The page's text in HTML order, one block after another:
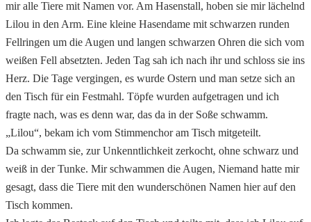
mir alle Tiere mit Namen vor. Am Hasenstall, hoben sie mir lächelnd
Lilou in den Arm. Eine kleine Hasendame mit schwarzen runden
Fellringen um die Augen und langen schwarzen Ohren die sich vom
weißen Fell absetzten. Jeden Tag sah ich nach ihr und schloss sie ins
Herz. Die Tage vergingen, es wurde Ostern und man setze sich an
den Tisch für ein Festmahl. Töpfe wurden aufgetragen und ich
fragte nach, was es denn war, das da in der Soße schwamm.
„Lilou“, bekam ich vom Stimmenchor am Tisch mitgeteilt.
Da schwamm sie, zur Unkenntlichkeit zerkocht, ohne schwarz und
weiß in der Tunke. Mir schwammen die Augen, Niemand hatte mir
gesagt, dass die Tiere mit den wunderschönen Namen hier auf den
Tisch kommen.